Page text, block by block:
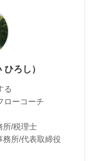
ろし）
る
ローコーチ
所/税理士
所/代表取締役